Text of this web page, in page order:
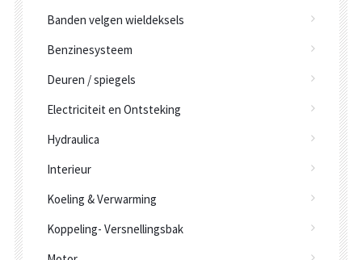
Banden velgen wieldeksels
Benzinesysteem
Deuren / spiegels
Electriciteit en Ontsteking
Hydraulica
Interieur
Koeling & Verwarming
Koppeling- Versnellingsbak